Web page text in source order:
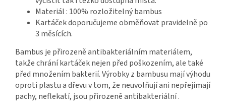
Materiál : 100% rozložitelný bambus
Kartáček doporučujeme obměňovat pravidelně po
3 měsících.
Bambus je přirozeně antibakteriálním materiálem,
takže chrání kartáček nejen před poškozením, ale také
před množením bakterií. Výrobky z bambusu mají výhodu
oproti plastu a dřevu v tom, že neuvolňují ani nepřejímají
pachy, neflekatí, jsou přirozeně antibakteriální .